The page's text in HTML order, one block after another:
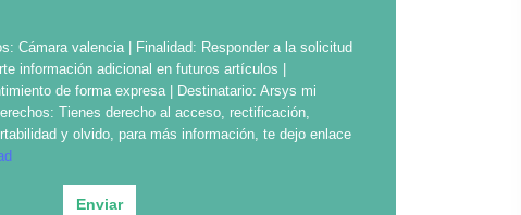
Cámara valencia | Finalidad: Responder a la solicitud
información adicional en futuros artículos |
de forma expresa | Destinatario: Arsys mi
Tienes derecho al acceso, rectificación,
y olvido, para más información, te dejo enlace
Enviar